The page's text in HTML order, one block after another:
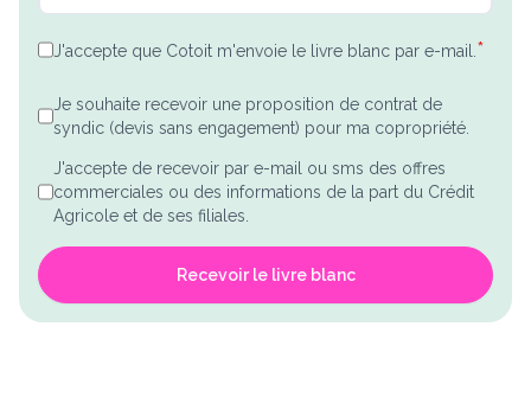
J'accepte que Cotoit m'envoie le livre blanc par e-mail. *
Je souhaite recevoir une proposition de contrat de
syndic (devis sans engagement) pour ma copropriété.
J'accepte de recevoir par e-mail ou sms des offres
commerciales ou des informations de la part du Crédit
Agricole et de ses filiales.
Recevoir le livre blanc